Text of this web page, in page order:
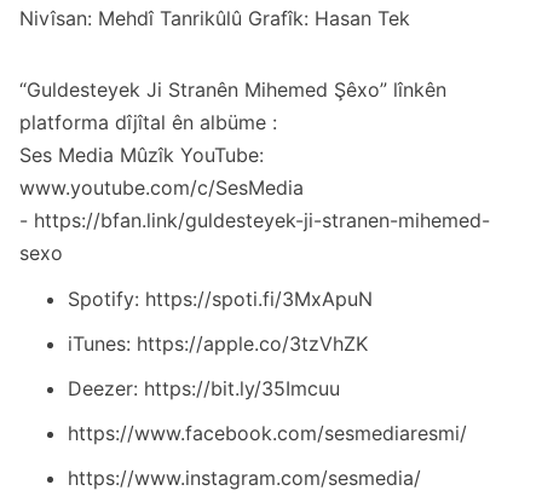
Nivîsan: Mehdî Tanrikûlû Grafîk: Hasan Tek
“Guldesteyek Ji Stranên Mihemed Şêxo” lînkên
platforma dîjîtal ên albüme :
Ses Media Mûzîk YouTube:
www.youtube.com/c/SesMedia
- https://bfan.link/guldesteyek-ji-stranen-mihemed-
sexo
Spotify: https://spoti.fi/3MxApuN
iTunes: https://apple.co/3tzVhZK
Deezer: https://bit.ly/35Imcuu
https://www.facebook.com/sesmediaresmi/
https://www.instagram.com/sesmedia/